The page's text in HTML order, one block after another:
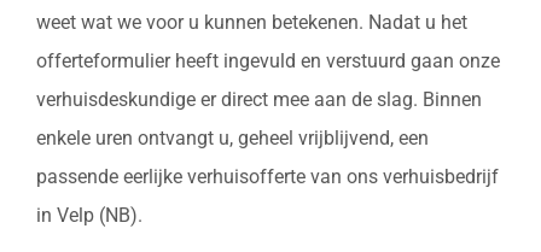
weet wat we voor u kunnen betekenen. Nadat u het
offerteformulier heeft ingevuld en verstuurd gaan onze
verhuisdeskundige er direct mee aan de slag. Binnen
enkele uren ontvangt u, geheel vrijblijvend, een
passende eerlijke verhuisofferte van ons verhuisbedrijf
in Velp (NB).